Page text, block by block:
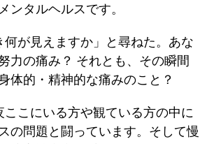
タルヘルスです。
が見えますか」と尋ねた。あな
力の痛み？ それとも、その瞬間
体的・精神的な痛みのこと？
こにいる方や観ている方の中に
の問題と闘っています。そして慢